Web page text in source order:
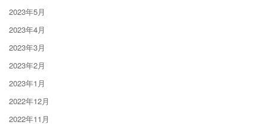
2023年5月
2023年4月
2023年3月
2023年2月
2023年1月
2022年12月
2022年11月